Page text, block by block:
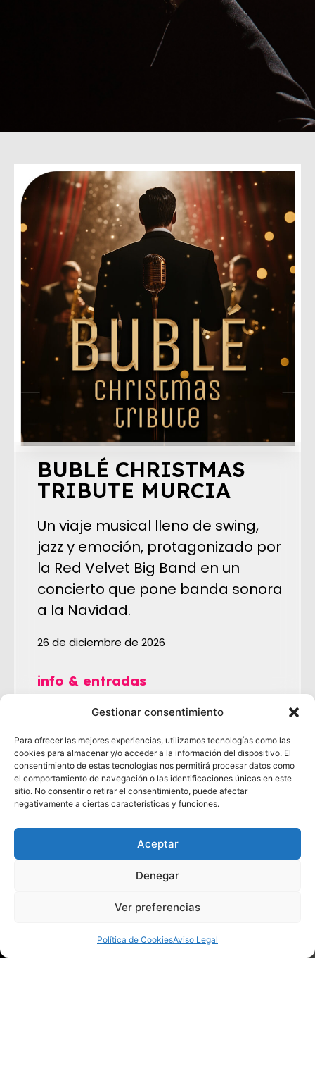
Gestionar consentimiento
Para ofrecer las mejores experiencias, utilizamos tecnologías como las
cookies para almacenar y/o acceder a la información del dispositivo. El
consentimiento de estas tecnologías nos permitirá procesar datos como
el comportamiento de navegación o las identificaciones únicas en este
sitio. No consentir o retirar el consentimiento, puede afectar
negativamente a ciertas características y funciones.
Aceptar
Denegar
Ver preferencias
Política de CookiesAviso Legal
BUBLÉ CHRISTMAS
TRIBUTE MURCIA
Un viaje musical lleno de swing,
jazz y emoción, protagonizado por
la Red Velvet Big Band en un
concierto que pone banda sonora
a la Navidad.
26 de diciembre de 2026
info & entradas